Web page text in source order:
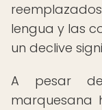
lengua y las
un declive
A pesar
marquesana